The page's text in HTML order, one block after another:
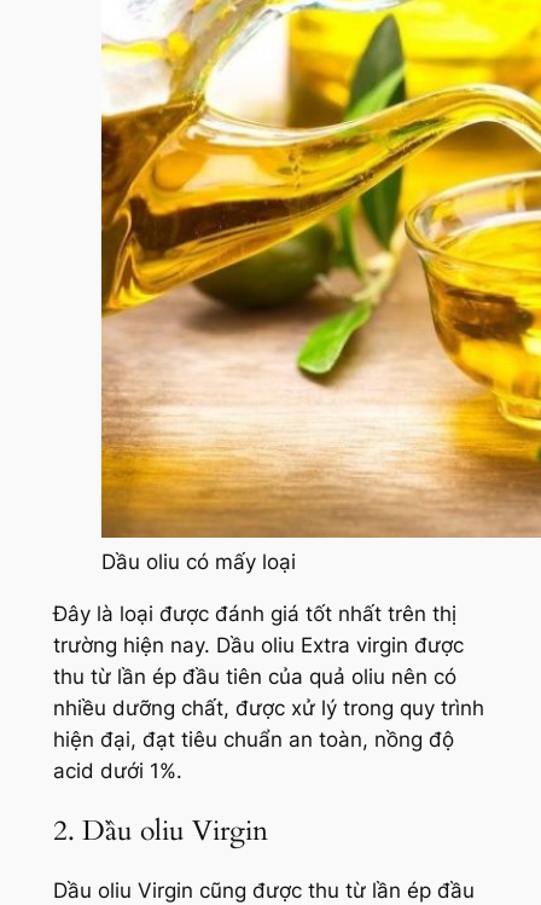
Dầu oliu có mấy loại
Đây là loại được đánh giá tốt nhất trên thị
trường hiện nay. Dầu oliu Extra virgin được
thu từ lần ép đầu tiên của quả oliu nên có
nhiều dưỡng chất, được xử lý trong quy trình
hiện đại, đạt tiêu chuẩn an toàn, nồng độ
acid dưới 1%.
2. Dầu oliu Virgin
Dầu oliu Virgin cũng được thu từ lần ép đầu